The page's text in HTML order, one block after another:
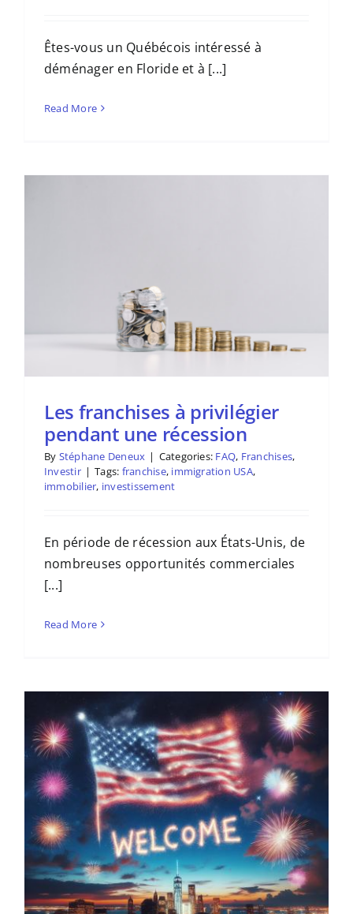
Êtes-vous un Québécois intéressé à
déménager en Floride et à [...]
Read More
Les franchises à privilégier
pendant une récession
By Stéphane Deneux | Categories: FAQ, Franchises,
Investir | Tags: franchise, immigration USA,
immobilier, investissement
En période de récession aux États-Unis, de
nombreuses opportunités commerciales
[...]
Read More